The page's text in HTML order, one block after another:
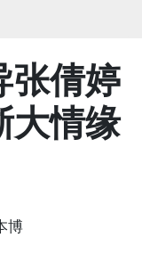
张倩婷
大情缘
博